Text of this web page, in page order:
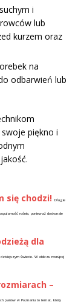
i
lub
kurzem oraz
na
odbarwień lub
piękno i
się chodzi!
Długie
rośnie, ponieważ doskonale
dla
świecie. W obliczu rosnącej
–
panów w Poznaniu to temat, który